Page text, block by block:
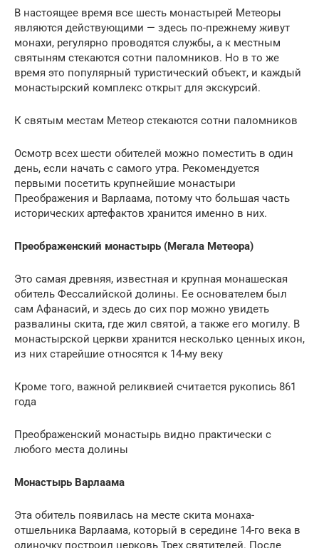
В настоящее время все шесть монастырей Метеоры
являются действующими — здесь по-прежнему живут
монахи, регулярно проводятся службы, а к местным
святыням стекаются сотни паломников. Но в то же
время это популярный туристический объект, и каждый
монастырский комплекс открыт для экскурсий.
К святым местам Метеор стекаются сотни паломников
Осмотр всех шести обителей можно поместить в один
день, если начать с самого утра. Рекомендуется
первыми посетить крупнейшие монастыри
Преображения и Варлаама, потому что большая часть
исторических артефактов хранится именно в них.
Преображенский монастырь (Мегала Метеора)
Это самая древняя, известная и крупная монашеская
обитель Фессалийской долины. Ее основателем был
сам Афанасий, и здесь до сих пор можно увидеть
развалины скита, где жил святой, а также его могилу. В
монастырской церкви хранится несколько ценных икон,
из них старейшие относятся к 14-му веку
Кроме того, важной реликвией считается рукопись 861
года
Преображенский монастырь видно практически с
любого места долины
Монастырь Варлаама
Эта обитель появилась на месте скита монаха-
отшельника Варлаама, который в середине 14-го века в
одиночку построил церковь Трех святителей. После